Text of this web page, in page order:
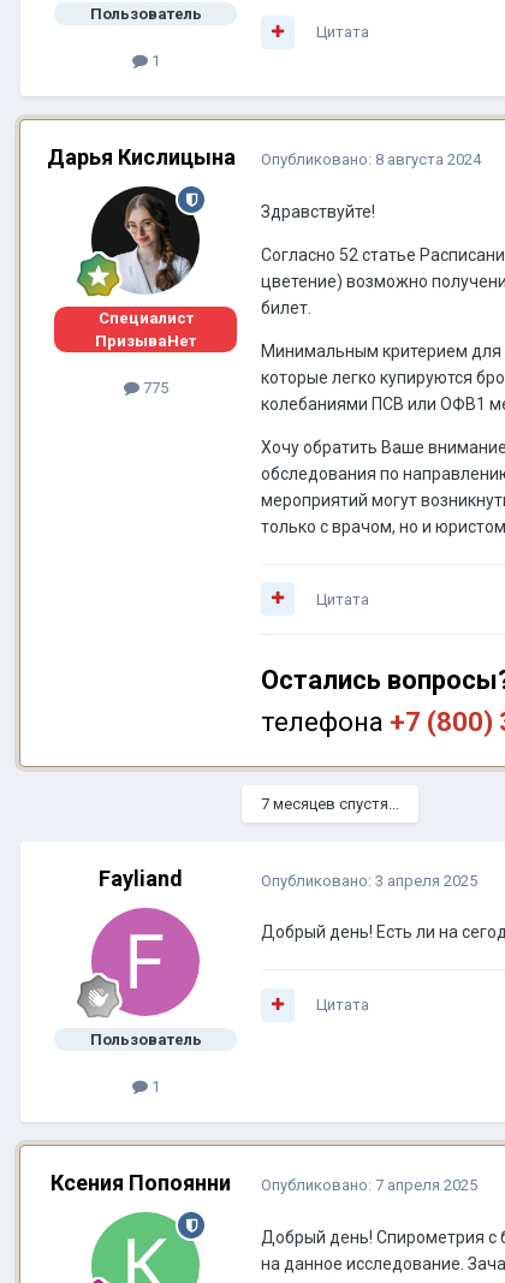
Пользователь
1
Цитата
Дарья Кислицына
Специалист
ПризываНет
775
Опубликовано: 8 августа 2024
Здравствуйте!
Согласно 52 статье
цветение) возможно
билет.
Минимальным критерием для
которые легко купируются
колебаниями ПСВ или ОФВ1
Хочу обратить Ваше
обследования по
мероприятий могут
только с врачом, но и
Цитата
Остались
телефона +7 (800)
7 месяцев спустя...
Fayliand
Пользователь
1
Опубликовано: 3 апреля 2025
Добрый день! Есть ли на
Цитата
Ксения Попоянни Опубликовано: 7 апреля 2025
Добрый день! Спирометрия с
на данное исследование.